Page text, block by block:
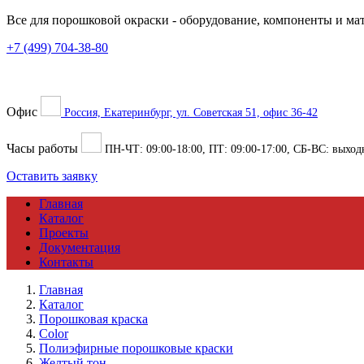
Все для порошковой окраски - оборудование, компоненты и
+7 (499) 704-38-80
Офис Россия, Екатеринбург, ул. Советская 51, офис 36-42
Часы работы ПН-ЧТ: 09:00-18:00 , ПТ: 09:00-17:00 , СБ-ВС:
Оставить заявку
Главная
Каталог
Проекты
Документация
Контакты
Главная
Каталог
Порошковая краска
Color
Полиэфирные порошковые краски